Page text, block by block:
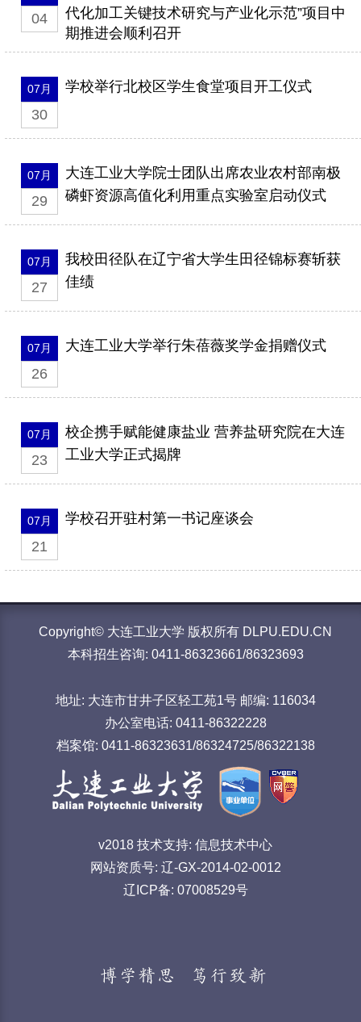
04
代化加工关键技术研究与产业化示范”项目中
期推进会顺利召开
07月
30
学校举行北校区学生食堂项目开工仪式
07月
29
大连工业大学院士团队出席农业农村部南极
磷虾资源高值化利用重点实验室启动仪式
07月
27
我校田径队在辽宁省大学生田径锦标赛斩获
佳绩
07月
26
大连工业大学举行朱蓓薇奖学金捐赠仪式
07月
23
校企携手赋能健康盐业 营养盐研究院在大连
工业大学正式揭牌
07月
21
学校召开驻村第一书记座谈会
Copyright© 大连工业大学 版权所有 DLPU.EDU.CN
本科招生咨询: 0411-86323661/86323693
地址: 大连市甘井子区轻工苑1号 邮编: 116034
办公室电话: 0411-86322228
档案馆: 0411-86323631/86324725/86322138
v2018 技术支持: 信息技术中心
网站资质号: 辽-GX-2014-02-0012
辽ICP备: 07008529号